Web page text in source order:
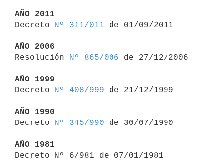
AÑO 2011
Decreto
Nº 311/011 de 01/09/2011
AÑO 2006
Resolución
Nº 865/006 de 27/12/2006
AÑO 1999
Decreto
Nº 408/999 de 21/12/1999
AÑO 1990
Decreto
Nº 345/990 de 30/07/1990
AÑO 1981
Decreto Nº 6/981 de 07/01/1981